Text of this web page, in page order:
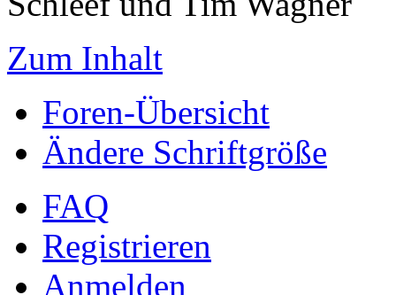
Zum Inhalt
Foren-Übersicht
Ändere Schriftgröße
FAQ
Registrieren
Anmelden